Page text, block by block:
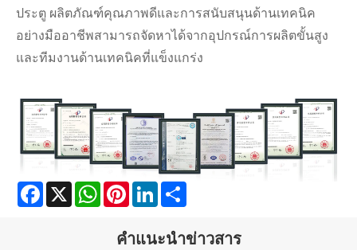
ประตู ผลิตภัณฑ์คุณภาพดีและการสนับสนุนด้านเทคนิค
อย่างมืออาชีพสามารถจัดหาได้จากอุปกรณ์การผลิตขั้นสูง
และทีมงานด้านเทคนิคที่แข็งแกร่ง
Facebook
X WhatsAppPinterestLinkedIn
คำแนะนำข่าวสาร